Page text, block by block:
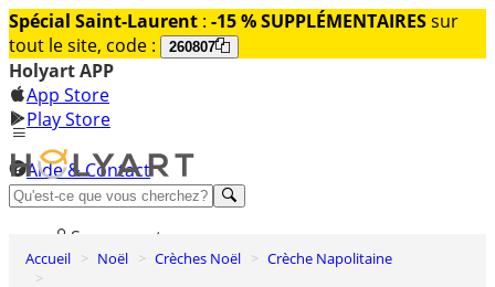
Spécial Saint-Laurent : -15 % SUPPLÉMENTAIRESsur
tout le site, code :
260807
Holyart APP
App Store
Play Store
Aide & Contact
Découvrez Premium
Se connecter
Liste des envies
Accueil Noël Crèches Noël
Crèche Napolitaine